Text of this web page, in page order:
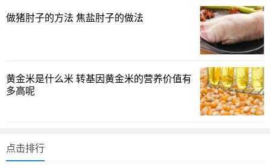
碎末，用来炒肉丝、炒肉片，以快速锁住脂肪的香气。相比
之下，前腿肉（整条前腿的肉）更常进入慢煮、红烧、炖煮
类菜式，脂肪较少、纤维相对粗一些的特性让它在长时间处
烧或炖肉时，前腿肉往往是更稳妥的选择；而快炒、拌馅或
者蒸煮类，前夹肉的口感优势就更明显。你在家里最常做的
菜，是哪种烹饪模式？短时间快炒，还是慢炖细煮？
做猪肘子的方法 焦盐肘子的做法
黄金米是什么米 转基因黄金米的营养价值有
多高呢
点击排行